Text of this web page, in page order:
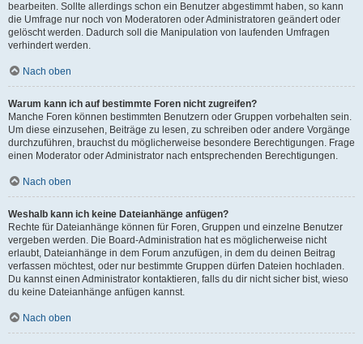
bearbeiten. Sollte allerdings schon ein Benutzer abgestimmt haben, so kann
die Umfrage nur noch von Moderatoren oder Administratoren geändert oder
gelöscht werden. Dadurch soll die Manipulation von laufenden Umfragen
verhindert werden.
Nach oben
Warum kann ich auf bestimmte Foren nicht zugreifen?
Manche Foren können bestimmten Benutzern oder Gruppen vorbehalten sein.
Um diese einzusehen, Beiträge zu lesen, zu schreiben oder andere Vorgänge
durchzuführen, brauchst du möglicherweise besondere Berechtigungen. Frage
einen Moderator oder Administrator nach entsprechenden Berechtigungen.
Nach oben
Weshalb kann ich keine Dateianhänge anfügen?
Rechte für Dateianhänge können für Foren, Gruppen und einzelne Benutzer
vergeben werden. Die Board-Administration hat es möglicherweise nicht
erlaubt, Dateianhänge in dem Forum anzufügen, in dem du deinen Beitrag
verfassen möchtest, oder nur bestimmte Gruppen dürfen Dateien hochladen.
Du kannst einen Administrator kontaktieren, falls du dir nicht sicher bist, wieso
du keine Dateianhänge anfügen kannst.
Nach oben